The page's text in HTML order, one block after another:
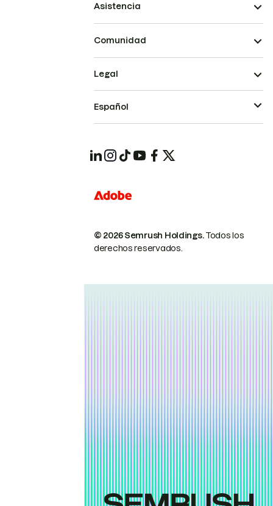
Asistencia
Comunidad
© 2026 Semrush Holdings.Todos los
derechos reservados.
Legal
Español